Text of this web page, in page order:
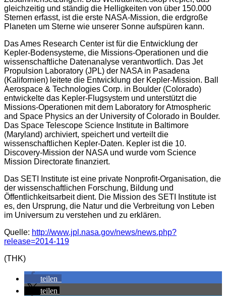
gleichzeitig und ständig die Helligkeiten von über 150.000
Sternen erfasst, ist die erste NASA-Mission, die erdgroße
Planeten um Sterne wie unserer Sonne aufspüren kann.
Das Ames Research Center ist für die Entwicklung der
Kepler-Bodensysteme, die Missions-Operationen und die
wissenschaftliche Datenanalyse verantwortlich. Das Jet
Propulsion Laboratory (JPL) der NASA in Pasadena
(Kalifornien) leitete die Entwicklung der Kepler-Mission. Ball
Aerospace & Technologies Corp. in Boulder (Colorado)
entwickelte das Kepler-Flugsystem und unterstützt die
Missions-Operationen mit dem Laboratory for Atmospheric
and Space Physics an der University of Colorado in Boulder.
Das Space Telescope Science Institute in Baltimore
(Maryland) archiviert, speichert und verteilt die
wissenschaftlichen Kepler-Daten. Kepler ist die 10.
Discovery-Mission der NASA und wurde vom Science
Mission Directorate finanziert.
Das SETI Institute ist eine private Nonprofit-Organisation, die
der wissenschaftlichen Forschung, Bildung und
Öffentlichkeitsarbeit dient. Die Mission des SETI Institute ist
es, den Ursprung, die Natur und die Verbreitung von Leben
im Universum zu verstehen und zu erklären.
Quelle: http://www.jpl.nasa.gov/news/news.php?
release=2014-119
(THK)
teilen
teilen